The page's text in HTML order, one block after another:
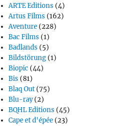
ARTE Editions (4)
Artus Films (162)
Aventure (228)
Bac Films (1)
Badlands (5)
Bildstörung (1)
Biopic (44)
Bis (81)
Blaq Out (75)
Blu-ray(2)
BQHL Editions (45)
Cape et d'épée (23)